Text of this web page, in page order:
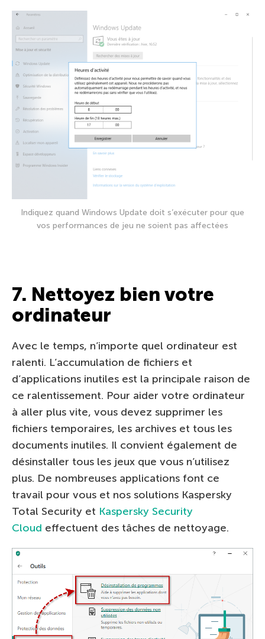
Indiquez quand Windows Update doit s’exécuter pour que
vos performances de jeu ne soient pas affectées
7. Nettoyez bien votre
ordinateur
Avec le temps, n’importe quel ordinateur est
ralenti. L’accumulation de fichiers et
d’applications inutiles est la principale raison de
ce ralentissement. Pour aider votre ordinateur
à aller plus vite, vous devez supprimer les
fichiers temporaires, les archives et tous les
documents inutiles. Il convient également de
désinstaller tous les jeux que vous n’utilisez
plus. De nombreuses applications font ce
travail pour vous et nos solutions Kaspersky
Total Security et Kaspersky Security
Cloud effectuent des tâches de nettoyage.